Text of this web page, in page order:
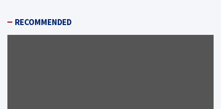
RECOMMENDED